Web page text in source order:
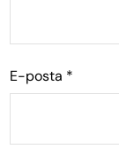
E-posta *